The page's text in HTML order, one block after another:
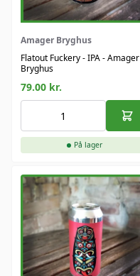
Amager Bryghus
Flatout Fuckery - IPA - Amager
Bryghus
79.00 kr.
På lager